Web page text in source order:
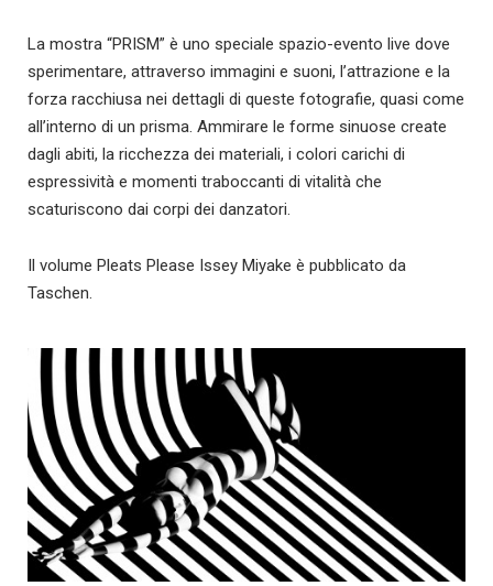
La mostra “PRISM” è uno speciale spazio-evento live dove
sperimentare, attraverso immagini e suoni, l’attrazione e la
forza racchiusa nei dettagli di queste fotografie, quasi come
all’interno di un prisma. Ammirare le forme sinuose create
dagli abiti, la ricchezza dei materiali, i colori carichi di
espressività e momenti traboccanti di vitalità che
scaturiscono dai corpi dei danzatori.
Il volume Pleats Please Issey Miyake è pubblicato da
Taschen.